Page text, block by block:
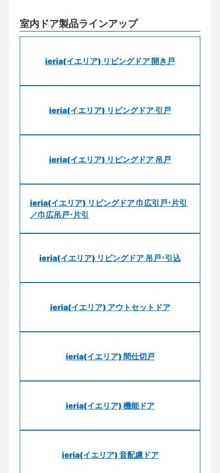
室内ドア製品ラインアップ
ieria(イエリア) リビングドア 開き戸
ieria(イエリア) リビングドア 引戸
ieria(イエリア) リビングドア 吊戸
ieria(イエリア) リビングドア 巾広引戸･片引
／巾広吊戸･片引
ieria(イエリア) リビングドア 吊戸･引込
ieria(イエリア) アウトセットドア
ieria(イエリア) 間仕切戸
ieria(イエリア) 機能ドア
ieria(イエリア) 音配慮ドア